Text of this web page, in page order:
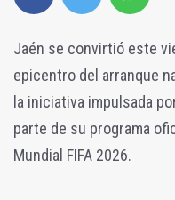
Jaén se convirtió este
epicentro del arranque
la iniciativa impulsada
parte de su programa
Mundial FIFA 2026.